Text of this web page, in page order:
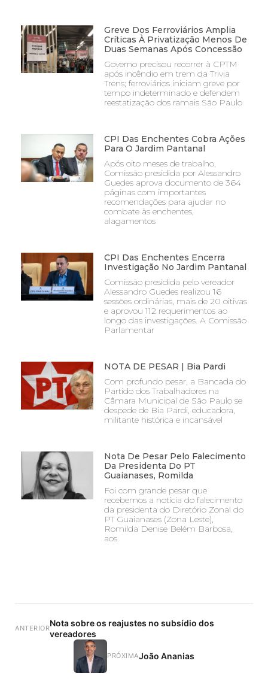
Greve Dos Ferroviários Amplia
Críticas À Privatização Menos De
Duas Semanas Após Concessão
Governo precisou recorrer à CPTM
após incêndio em trem da Trivia
Trens; ferroviários iniciam greve por
tempo indeterminado e defendem
reestatização dos ramais São Paulo
CPI Das Enchentes Cobra Ações
Para O Jardim Pantanal
Após oito meses de trabalho,
Comissão presidida por Alessandro
Guedes aprova documento de 364
páginas com importantes
recomendações para ajudar no
combate às enchentes,
alagamentos
CPI Das Enchentes Encerra
Investigação No Jardim Pantanal
Comissão presidida pelo vereador
Alessandro Guedes realizou 16
sessões ordinárias, mais de 20 oitivas
e aprovou 112 requerimentos ao
longo das investigações. A Comissão
Parlamentar
NOTA DE PESAR | Bia Pardi
Com profundo pesar, a Bancada do
Partido dos Trabalhadores na
Câmara Municipal de São Paulo se
despede de Bia Pardi, educadora,
militante histórica e incansável
Nota De Pesar Pelo Falecimento
Da Presidenta Do PT
Guaianases, Romilda
Foi com grande pesar que
recebemos a notícia do falecimento
da presidenta do Diretório Zonal do
PT Guaianases (Zona Leste),
Romilda Denise Belém Barbosa,
aos
ANTERIORNota sobre os reajustes no subsídio dos
vereadores
PRÓXIMAJoão Ananias